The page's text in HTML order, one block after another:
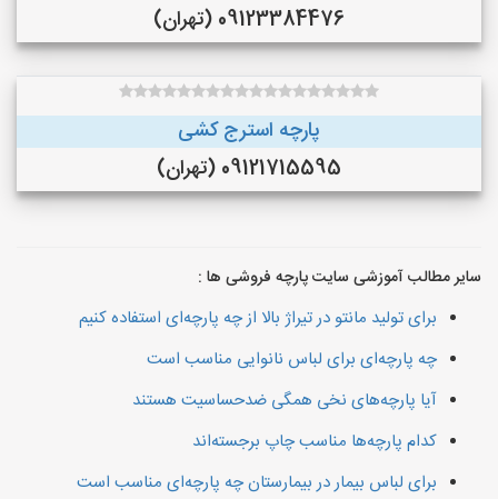
09123384476 (تهران)
پارچه استرج کشی
09121715595 (تهران)
سایر مطالب آموزشی سایت پارچه فروشی ها :
برای تولید مانتو در تیراژ بالا از چه پارچه‌ای استفاده کنیم
چه پارچه‌ای برای لباس نانوایی مناسب است
آیا پارچه‌های نخی همگی ضدحساسیت هستند
کدام پارچه‌ها مناسب چاپ برجسته‌اند
برای لباس بیمار در بیمارستان چه پارچه‌ای مناسب است